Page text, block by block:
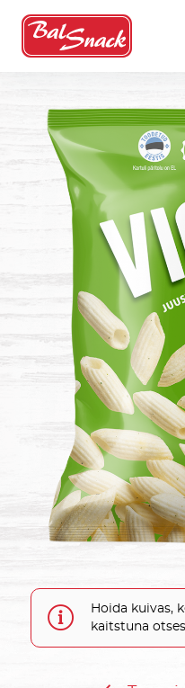
Hoida kuivas,
kaitstuna